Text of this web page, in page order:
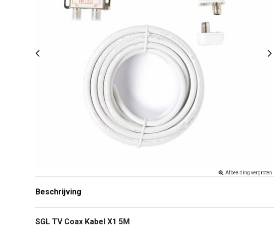
Afbeelding vergroten
Beschrijving
SGL TV Coax Kabel X1 5M